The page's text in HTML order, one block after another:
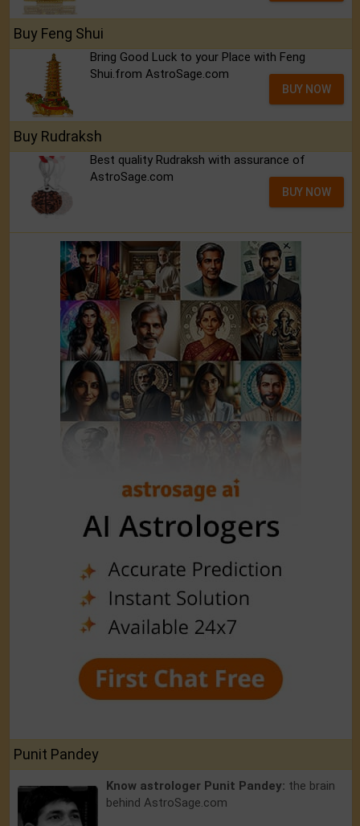
Buy Feng Shui
Bring Good Luck to your Place with Feng
Shui.from AstroSage.com
BUY NOW
Buy Rudraksh
Best quality Rudraksh with assurance of
AstroSage.com
BUY NOW
Punit Pandey
Know astrologer Punit Pandey: the brain
behind AstroSage.com